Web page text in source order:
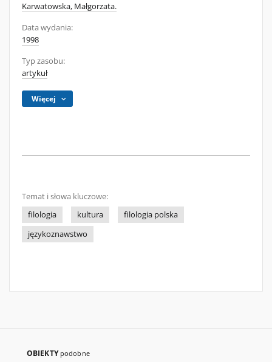
Karwatowska, Małgorzata.
Data wydania:
1998
Typ zasobu:
artykuł
Więcej
Temat i słowa kluczowe:
filologia
kultura
filologia polska
językoznawstwo
OBIEKTY podobne